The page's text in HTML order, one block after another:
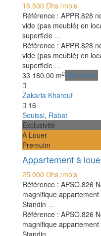
16.500 Dhs /mois
Référence : APPR.828
vide (pas meublé) en
superficie ...
Référence : APPR.828
vide (pas meublé) en
superficie ...
33 180.00 m2Plus d'info
Zakaria Kharouf
16
Souissi, Rabat
Exclusivité
A Louer
Premuim
Appartement à
25.000 Dhs /mois
Référence : APSO.826
magnifique appartement
Standin ...
Référence : APSO.826
magnifique appartement
Standin